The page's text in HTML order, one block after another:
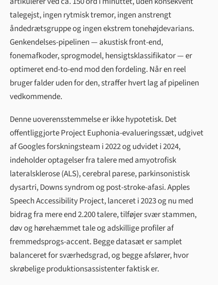
talegejst, ingen rytmisk tremor, ingen anstrengt
åndedrætsgruppe og ingen ekstrem tonehøjdevarians.
Genkendelses-pipelinen — akustisk front-end,
fonemafkoder, sprogmodel, hensigtsklassifikator — er
optimeret end-to-end mod den fordeling. Når en reel
bruger falder uden for den, straffer hvert lag af pipelinen
vedkommende.
Denne uoverensstemmelse er ikke hypotetisk. Det
offentliggjorte Project Euphonia-evalueringssæt, udgivet
af Googles forskningsteam i 2022 og udvidet i 2024,
indeholder optagelser fra talere med amyotrofisk
lateralsklerose (ALS), cerebral parese, parkinsonistisk
dysartri, Downs syndrom og post-stroke-afasi. Apples
Speech Accessibility Project, lanceret i 2023 og nu med
bidrag fra mere end 2.200 talere, tilføjer svær stammen,
døv og hørehæmmet tale og adskillige profiler af
fremmedsprogs-accent. Begge datasæt er samplet
balanceret for sværhedsgrad, og begge afslører, hvor
skrøbelige produktionsassistenter faktisk er.